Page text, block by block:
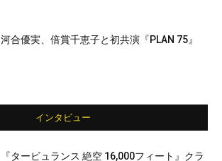
河合優実、倍賞千恵子と初共演『PLAN 75』
インタビュー
『タービュランス 絶空 16,000フィート』クラ